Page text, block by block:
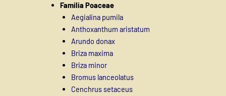
Familia Poaceae
Aegialina pumila
Anthoxanthum aristatum
Arundo donax
Briza maxima
Briza minor
Bromus lanceolatus
Cenchrus setaceus